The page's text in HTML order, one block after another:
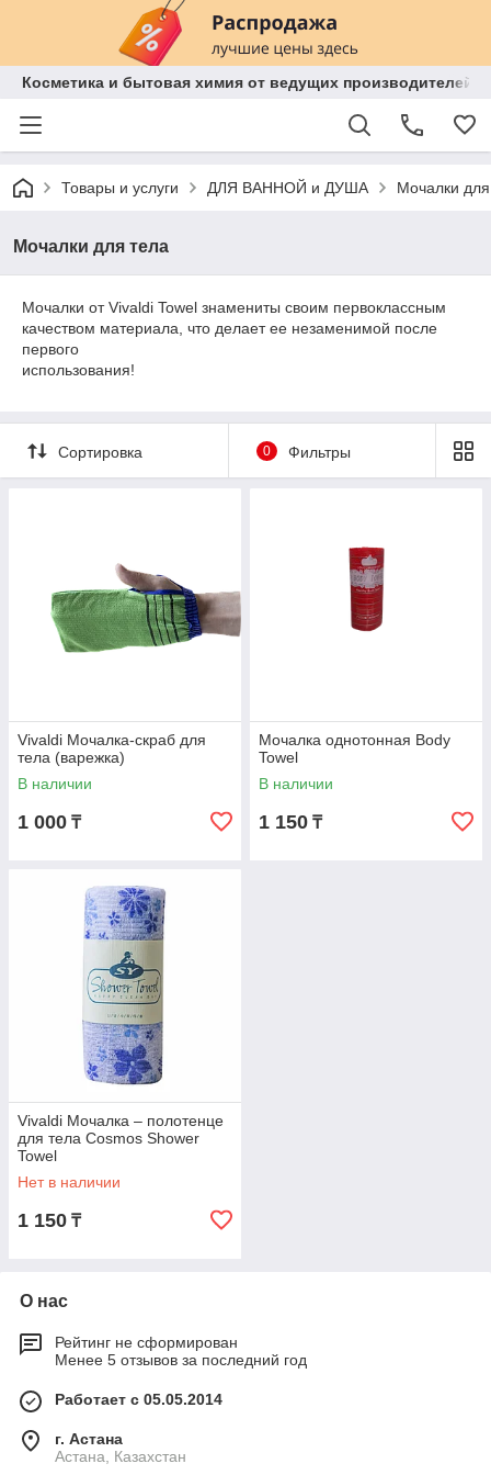
Косметика и бытовая химия от ведущих производителей
Товары и услуги ДЛЯ ВАННОЙ и ДУША Мочалки
Мочалки для тела
Мочалки от Vivaldi Towel знамениты своим первоклассным
качеством материала, что делает ее незаменимой после
первого
использования!
Сортировка 0 Фильтры
Vivaldi Мочалка-скраб для
тела (варежка)
В наличии
1 000 ₸
Мочалка однотонная Body
Towel
В наличии
1 150 ₸
Vivaldi Мочалка – полотенце
для тела Cosmos Shower
Towel
Нет в наличии
1 150 ₸
О нас
Рейтинг не сформирован
Менее 5 отзывов за последний год
Работает с 05.05.2014
г. Астана
Астана, Казахстан